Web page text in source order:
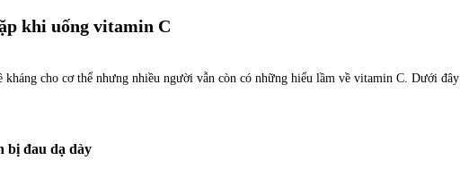
khi uống vitamin C
kháng cho cơ thể nhưng nhiều người vẫn còn có những hiểu lầm về vitamin C. Dưới đây
bị đau dạ dày